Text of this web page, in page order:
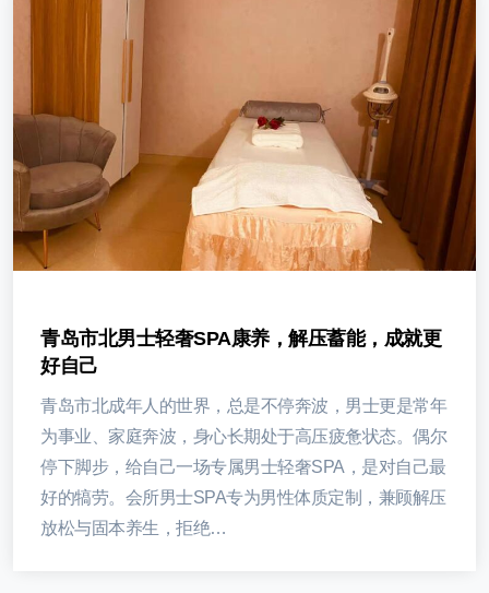
青岛市北男士轻奢SPA康养，解压蓄能，成就更
好自己
青岛市北成年人的世界，总是不停奔波，男士更是常年
为事业、家庭奔波，身心长期处于高压疲惫状态。偶尔
停下脚步，给自己一场专属男士轻奢SPA，是对自己最
好的犒劳。会所男士SPA专为男性体质定制，兼顾解压
放松与固本养生，拒绝…